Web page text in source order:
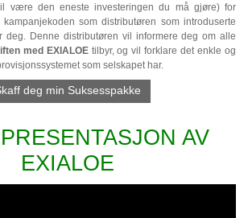
være den eneste investeringen du må gjøre) for
som distributøren som introduserte
deg. Denne distributøren vil informere deg om alle
med EXIALOEtilbyr, og vil forklare det enkle og
som selskapet har.
deg min Suksesspakke
AV
EXIALOE